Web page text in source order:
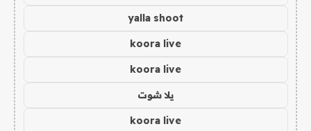
yalla shoot
koora live
koora live
يلا شوت
koora live